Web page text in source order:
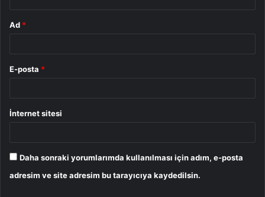
Ad *
E-posta *
İnternet sitesi
Daha sonraki yorumlarımda kullanılması için adım, e-posta
adresim ve site adresim bu tarayıcıya kaydedilsin.